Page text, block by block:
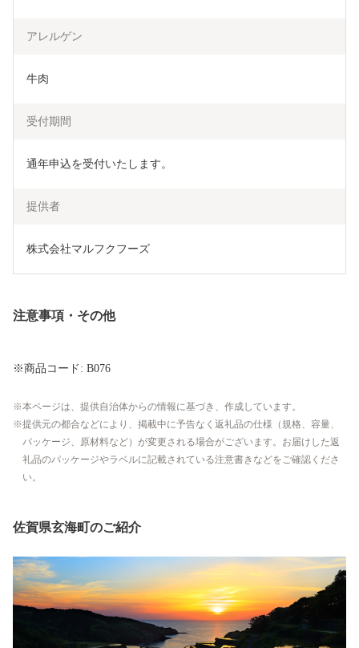
アレルゲン
牛肉
受付期間
通年申込を受付いたします。
提供者
株式会社マルフクフーズ
注意事項・その他
※商品コード: B076
本ページは、提供自治体からの情報に基づき、作成しています。
提供元の都合などにより、掲載中に予告なく返礼品の仕様（規格、容量、
パッケージ、原材料など）が変更される場合がございます。お届けした返
礼品のパッケージやラベルに記載されている注意書きなどをご確認くださ
い。
佐賀県玄海町のご紹介